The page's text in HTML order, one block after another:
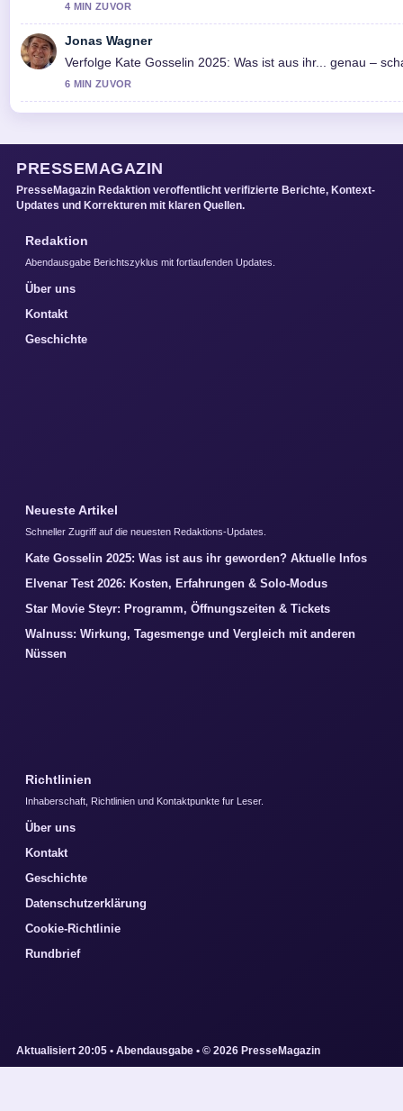
4 MIN ZUVOR
Jonas Wagner
Verfolge Kate Gosselin 2025: Was ist aus ihr... genau –
6 MIN ZUVOR
PRESSEMAGAZIN
PresseMagazin Redaktion veroffentlicht verifizierte Berichte, Kontext-
Updates und Korrekturen mit klaren Quellen.
Redaktion
Abendausgabe Berichtszyklus mit fortlaufenden Updates.
Über uns
Kontakt
Geschichte
Neueste Artikel
Schneller Zugriff auf die neuesten Redaktions-Updates.
Kate Gosselin 2025: Was ist aus ihr geworden? Aktuelle Infos
Elvenar Test 2026: Kosten, Erfahrungen & Solo-Modus
Star Movie Steyr: Programm, Öffnungszeiten & Tickets
Walnuss: Wirkung, Tagesmenge und Vergleich mit anderen
Nüssen
Richtlinien
Inhaberschaft, Richtlinien und Kontaktpunkte fur Leser.
Über uns
Kontakt
Geschichte
Datenschutzerklärung
Cookie-Richtlinie
Rundbrief
Aktualisiert 20:05 • Abendausgabe • © 2026 PresseMagazin